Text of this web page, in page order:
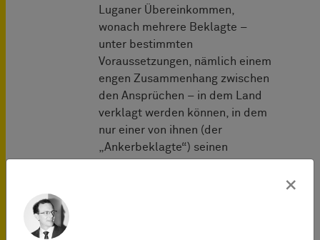
Luganer Übereinkommen,
wonach mehrere Beklagte –
unter bestimmten
Voraussetzungen, nämlich einem
engen Zusammenhang zwischen
den Ansprüchen – in dem Land
verklagt werden können, in dem
nur einer von ihnen (der
„Ankerbeklagte“) seinen
×